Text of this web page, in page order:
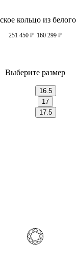
кольцо из
251 450 ₽ 160 299 ₽
Выберите размер
16.5
17
17.5